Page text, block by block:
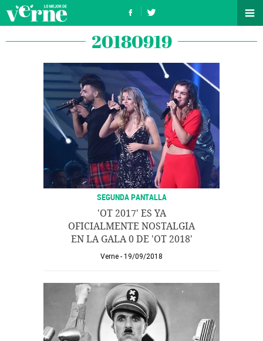
20180919
SEGUNDA PANTALLA
'OT 2017' ES YA
OFICIALMENTE NOSTALGIA
EN LA GALA 0 DE 'OT 2018'
Verne 19/09/2018